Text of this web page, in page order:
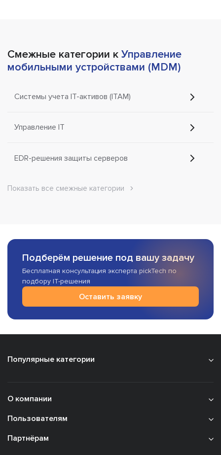
Смежные категории к Управление
мобильными устройствами (MDM)
Системы учета IT-активов (ITAM)
Управление IT
EDR-решения защиты серверов
Показать все смежные категории
Подберём решение под вашу задачу
Бесплатная консультация эксперта pickTech по
подбору IT-решения
Оставить заявку
Популярные категории
О компании
Пользователям
Партнёрам